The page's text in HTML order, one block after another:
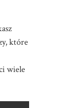
które
wiele